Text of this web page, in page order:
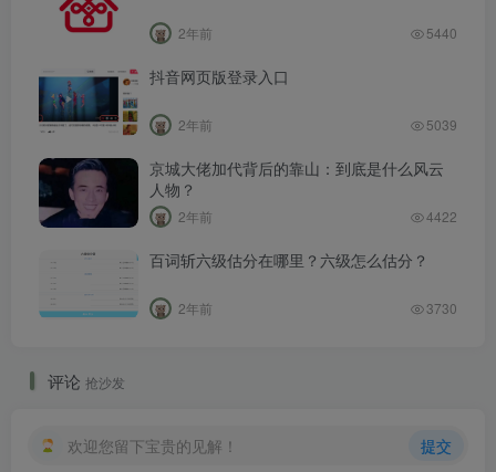
2年前 5440
抖音网页版登录入口
2年前 5039
京城大佬加代背后的靠山：到底是什么风云
人物？
2年前 4422
百词斩六级估分在哪里？六级怎么估分？
2年前 3730
评论 抢沙发
欢迎您留下宝贵的见解！ 提交